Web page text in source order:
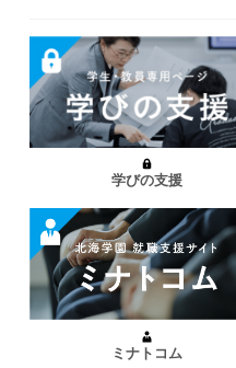
学びの支援
ミナトコム